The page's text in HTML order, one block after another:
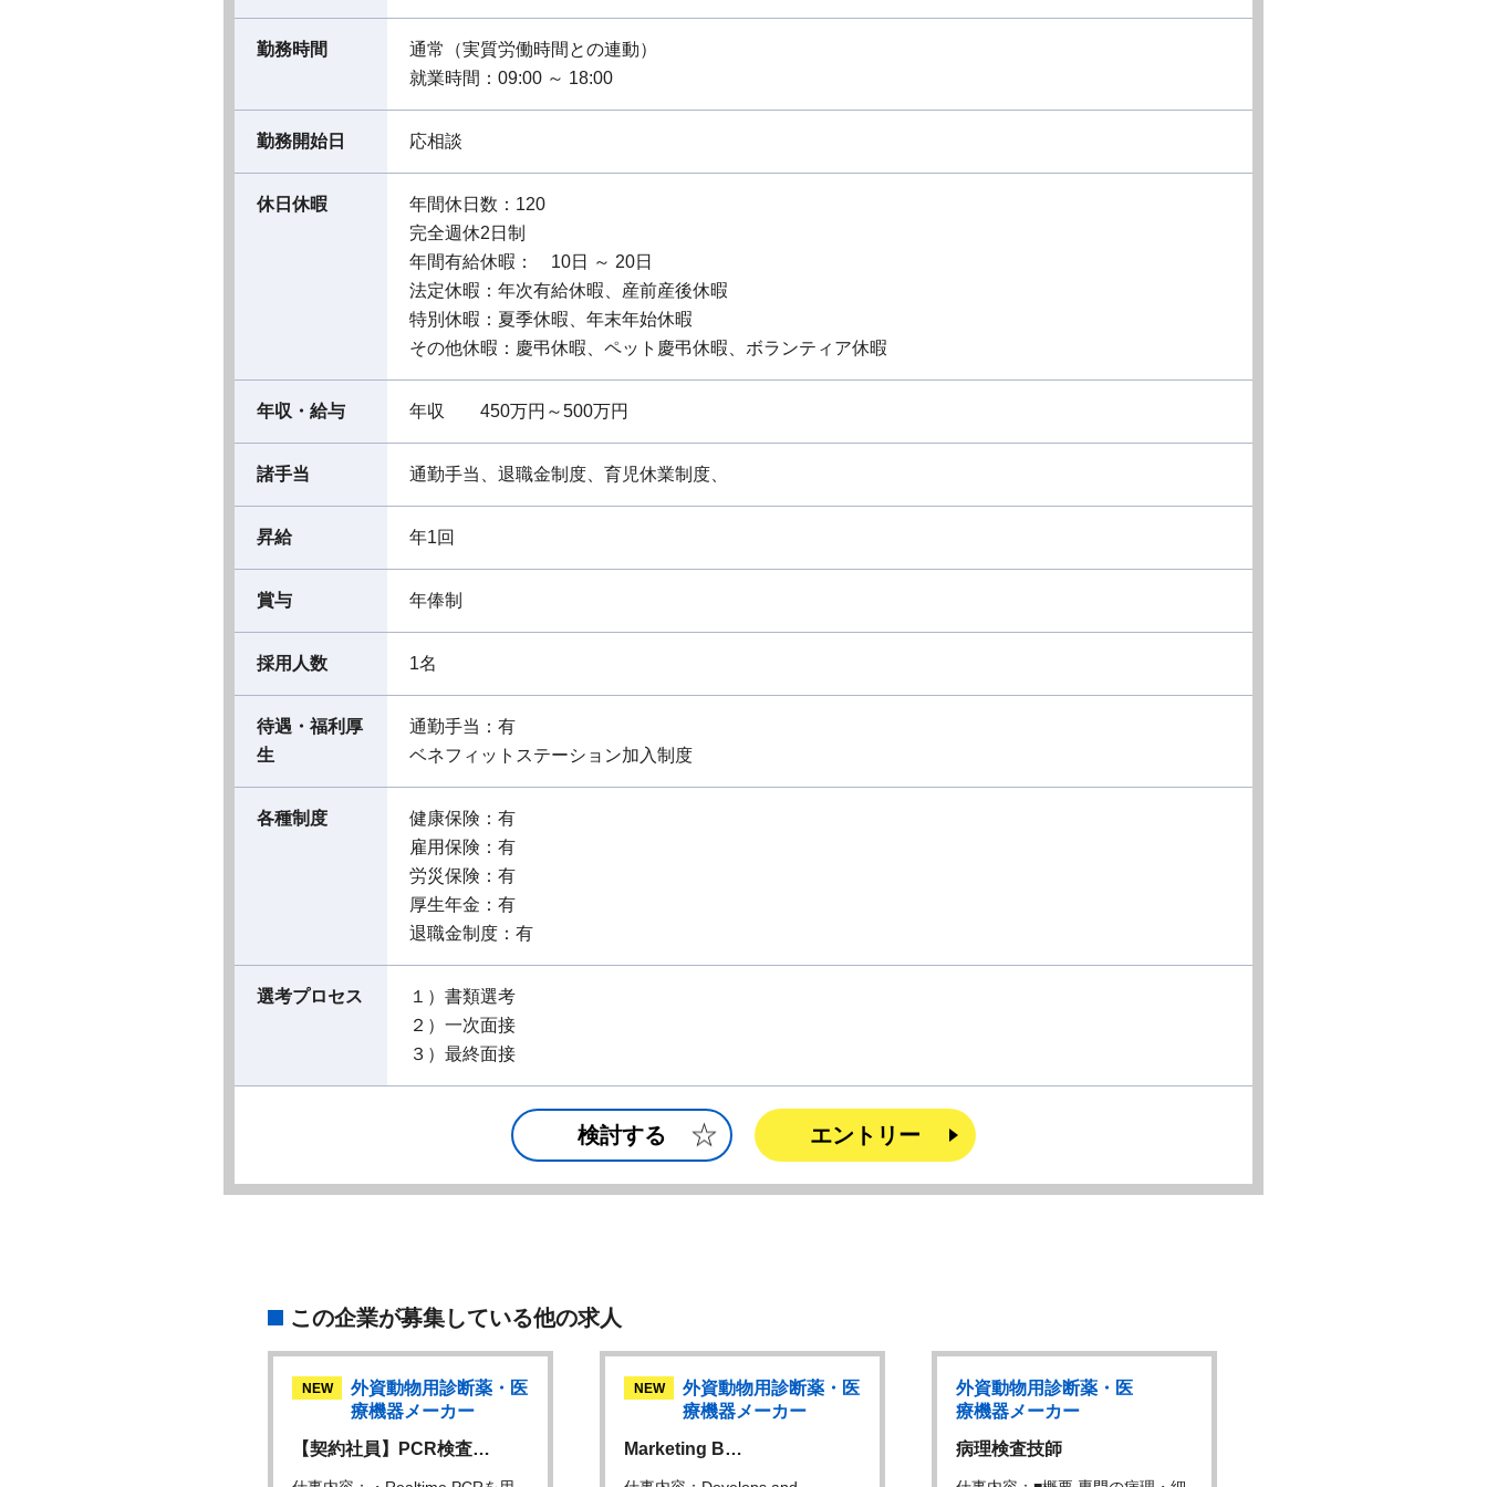
勤務時間
通常（実質労働時間との連動）
就業時間：09:00 ～ 18:00
勤務開始日 応相談
休日休暇
年間休日数：120
完全週休2日制
年間有給休暇： 10日 ～ 20日
法定休暇：年次有給休暇、産前産後休暇
特別休暇：夏季休暇、年末年始休暇
その他休暇：慶弔休暇、ペット慶弔休暇、ボランティア休暇
年収・給与 年収 450万円～500万円
諸手当 通勤手当、退職金制度、育児休業制度、
昇給 年1回
賞与 年俸制
採用人数 1名
待遇・福利厚
生
通勤手当：有
ベネフィットステーション加入制度
各種制度
健康保険：有
雇用保険：有
労災保険：有
厚生年金：有
退職金制度：有
選考プロセス
１）書類選考
２）一次面接
３）最終面接
検討する エントリー
この企業が募集している他の求人
NEW
外資動物用診断薬・医
療機器メーカー
【契約社員】PCR検査…
NEW
外資動物用診断薬・医
療機器メーカー
Marketing B…
外資動物用診断薬・医
療機器メーカー
病理検査技師